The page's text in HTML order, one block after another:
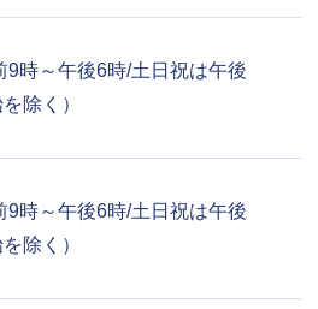
9時～午後6時/土日祝は午後
除く）
9時～午後6時/土日祝は午後
除く）